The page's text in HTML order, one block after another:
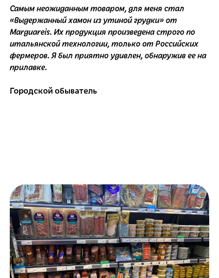
Самым неожиданным товаром, для меня стал
«Выдержанный хамон из утиной грудки» от
Marguareis. Их продукция произведена строго по
итальянской технологии, только от Российских
фермеров. Я был приятно удивлен, обнаружив ее на
прилавке.
Городской обыватель